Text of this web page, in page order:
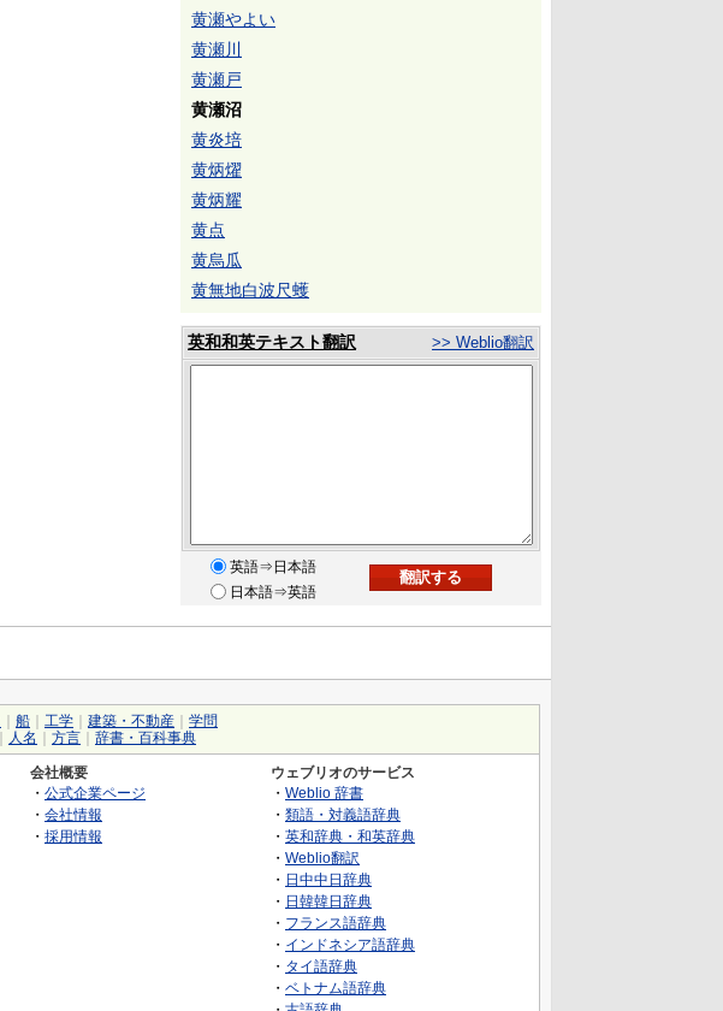
黄瀬やよい
黄瀬川
黄瀬戸
黄瀬沼
黄炎培
黄炳燿
黄炳耀
黄点
黄烏瓜
黄無地白波尺蠖
英和和英テキスト翻訳 >> Weblio翻訳
英語⇒日本語
日本語⇒英語
船 工学 建築・不動産
学問
人名 方言 辞書・百科事典
会社概要
・ 公式企業ページ
・ 会社情報
・ 採用情報
ウェブリオのサービス
・ Weblio 辞書
・ 類語・対義語辞典
・ 英和辞典・和英辞典
・ Weblio翻訳
・ 日中中日辞典
・ 日韓韓日辞典
・ フランス語辞典
・ インドネシア語辞典
・ タイ語辞典
・ ベトナム語辞典